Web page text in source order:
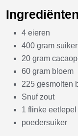
Ingrediënten
4 eieren
400 gram suiker
20 gram
60 gram bloem
225 gesmolten
Snuf zout
1 flinke
poedersuiker